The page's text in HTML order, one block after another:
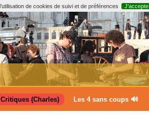
de cookies de suivi et de préférences J’accepte
Critiques (Charles) Les 4 sans coups 🔊